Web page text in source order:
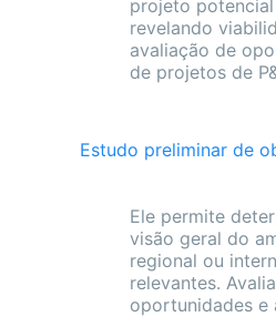
projeto
revelando
avaliação de
de projetos de
Estudo preliminar de
Ele permite
visão geral do
regional ou
relevantes.
oportunidades e